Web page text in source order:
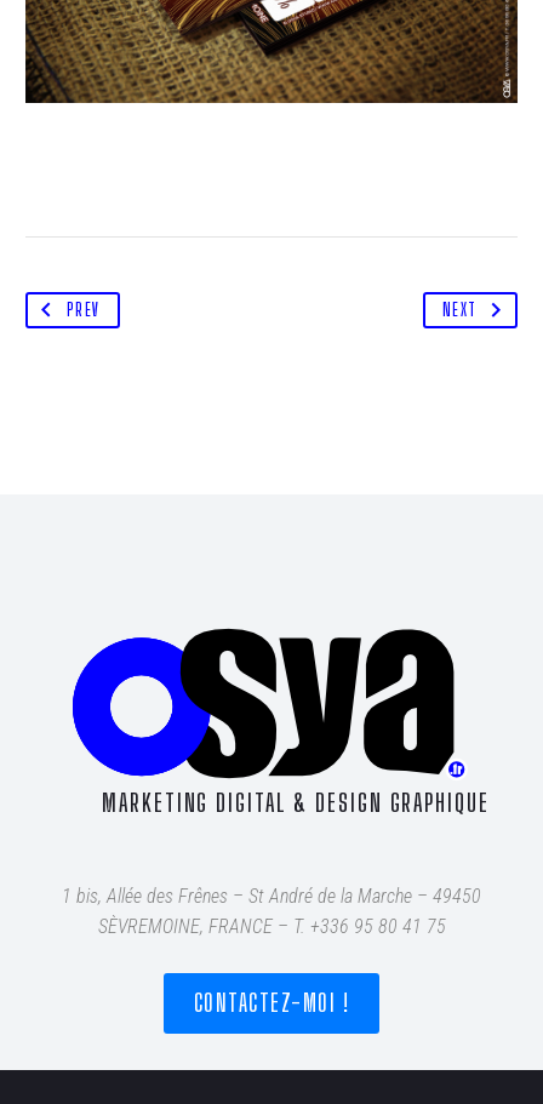
PREV NEXT
MARKETING DIGITAL & DESIGN GRAPHIQUE
1 bis, Allée des Frênes – St André de la Marche – 49450
SÈVREMOINE, FRANCE – T. +336 95 80 41 75
CONTACTEZ-MOI !